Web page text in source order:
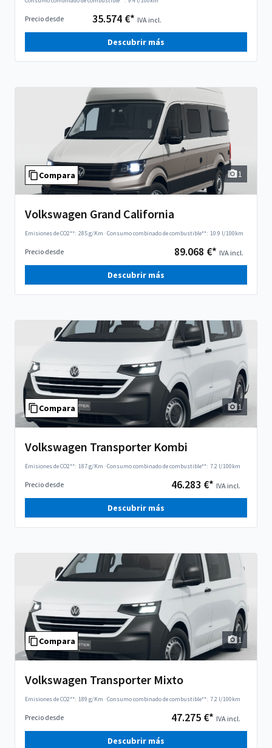
Precio desde 35.574 €* IVA incl.
Descubrir más
Compara 1
Volkswagen Grand California
Emisiones de CO2**: 285 g/Km ·Consumo combinado de combustible**: 10.9 l/100km
Precio desde 89.068 €* IVA incl.
Descubrir más
Compara 1
Volkswagen Transporter Kombi
Emisiones de CO2**: 187 g/Km ·Consumo combinado de combustible**: 7.2 l/100km
Precio desde 46.283 €* IVA incl.
Descubrir más
Compara 1
Volkswagen Transporter Mixto
Emisiones de CO2**: 189 g/Km ·Consumo combinado de combustible**: 7.2 l/100km
Precio desde 47.275 €* IVA incl.
Descubrir más